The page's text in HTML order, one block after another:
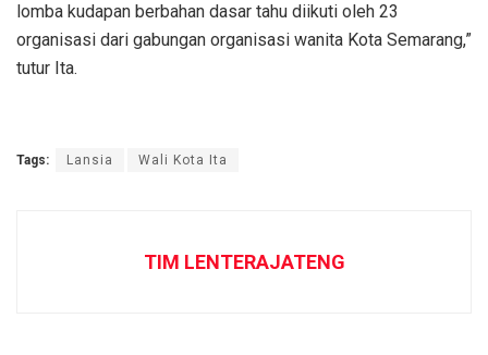
lomba kudapan berbahan dasar tahu diikuti oleh 23
organisasi dari gabungan organisasi wanita Kota Semarang,”
tutur Ita.
Tags: Lansia Wali Kota Ita
TIM LENTERAJATENG